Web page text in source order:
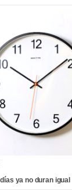
ya no duran igual